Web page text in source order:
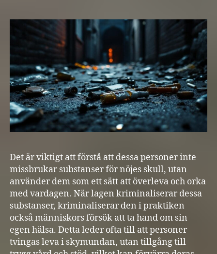
Det är viktigt att förstå att dessa personer inte
missbrukar substanser för nöjes skull, utan
använder dem som ett sätt att överleva och orka
med vardagen. När lagen kriminaliserar dessa
substanser, kriminaliserar den i praktiken
också människors försök att ta hand om sin
egen hälsa. Detta leder ofta till att personer
tvingas leva i skymundan, utan tillgång till